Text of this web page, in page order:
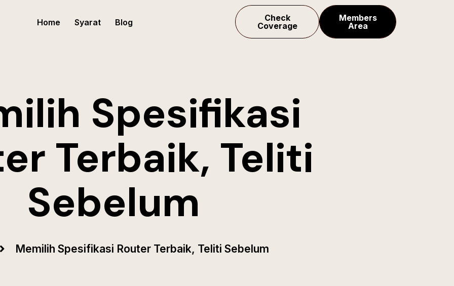
Home Syarat Blog
Check
Coverage
Members
Area
Spesifikasi
Terbaik, Teliti
Sebelum
Memilih Spesifikasi Router Terbaik, Teliti Sebelum